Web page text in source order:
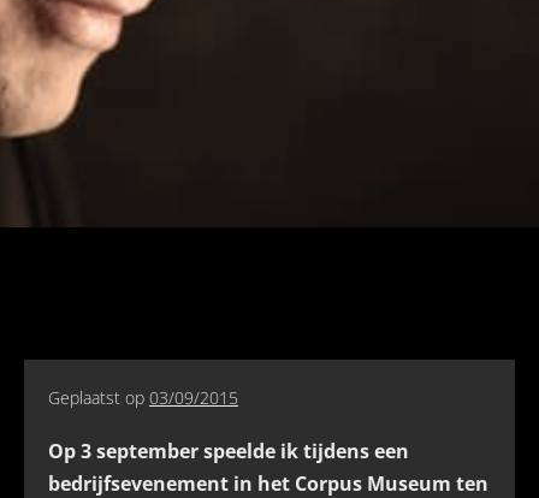
Geplaatst op 03/09/2015
Op 3 september speelde ik tijdens een
bedrijfsevenement in het Corpus Museum ten